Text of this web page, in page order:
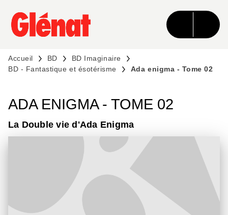
MENU RECHERCHE CONTENU
PIED DE PAGE
Accueil BD
BD Imaginaire
BD - Fantastique et ésotérisme
Ada enigma - Tome 02
ADA ENIGMA - TOME 02
La Double vie d'Ada Enigma